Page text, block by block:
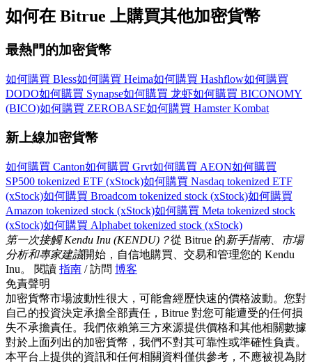
更多活動
贏得獎品與專屬獎勵
福利中心
登錄 註冊
如何在 Bitrue 上購買其他加密貨幣
最熱門的加密貨幣
如何購買 Bless如何購買 Heima如何購買 Hashflow如何購買
DODO如何購買 Synapse如何購買 龙虾如何購買 BICONOMY
(BICO)如何購買 ZEROBASE如何購買 Hamster Kombat
新上線加密貨幣
如何購買 Canton如何購買 Grvt如何購買 AEON如何購買
SP500 tokenized ETF (xStock)如何購買 Nasdaq tokenized ETF
(xStock)如何購買 Broadcom tokenized stock (xStock)如何購買
Amazon tokenized stock (xStock)如何購買 Meta tokenized stock
(xStock)如何購買 Alphabet tokenized stock (xStock)
第一次接觸 Kendu Inu (KENDU)？從 Bitrue 的新手指南、市場
分析和專家建議開始，自信地購買、交易和管理您的 Kendu
Inu。 閱讀 指南 / 訪問 博客
免責聲明
加密貨幣市場波動性很大，可能會經歷快速的價格波動。您對
自己的投資決定承擔全部責任，Bitrue 對您可能遭受的任何損
失不承擔責任。我們依賴第三方來源提供價格和其他相關數據
對於上面列出的加密貨幣，我們不對其可靠性或準確性負責。
本平台上提供的資訊和任何相關資料僅供參考，不應被視為財